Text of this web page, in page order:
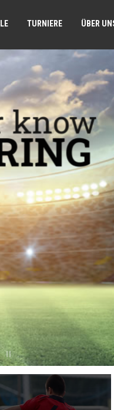
TURNIERE ÜBER
know